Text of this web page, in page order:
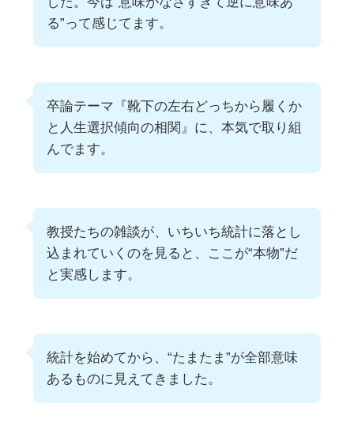
る”って感じてます。
卒論テーマ『靴下の左右どっちから履くか
と人生選択傾向の相関』に、本気で取り組
んでます。
教授たちの雑談が、いちいち統計に落とし
込まれていくのを見ると、ここが“本物”だ
と実感します。
統計を始めてから、“たまたま”が全部意味
あるものに見えてきました。